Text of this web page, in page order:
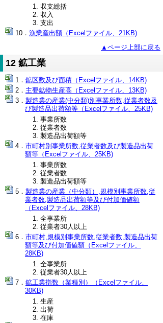
収支総括
収入
支出
漁業産出額（Excelファイル、21KB)
▲ページ上部に戻る
12 鉱工業
鉱区数及び面積（Excelファイル、14KB)
主要鉱物生産高（Excelファイル、13KB)
製造業の産業(中分類)別事業所数,従業者数及
び製造品出荷額等（Excelファイル、25KB)
事業所数
従業者数
製造品出荷額等
市町村別事業所数,従業者数及び製造品出荷
額等（Excelファイル、25KB)
事業所数
従業者数
製造品出荷額等
製造業の産業（中分類）,規模別事業所数,従
業者数,製造品出荷額等及び付加価値額
（Excelファイル、28KB)
全事業所
従業者30人以上
市町村,規模別事業所数,従業者数,製造品出荷
額等及び付加価値額（Excelファイル、
28KB)
全事業所
従業者30人以上
鉱工業指数（業種別）（Excelファイル、
30KB)
生産
出荷
在庫